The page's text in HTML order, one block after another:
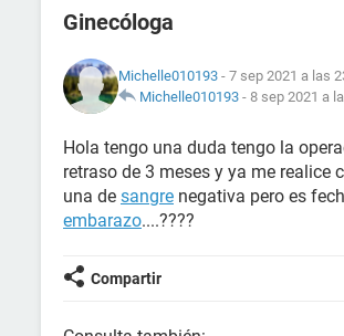
Ginecóloga
Michelle010193 - 7 sep 2021 a las
Michelle010193 - 8 sep 2021 a
Hola tengo una duda tengo la
retraso de 3 meses y ya me
una de sangre negativa pero es
embarazo....????
Compartir